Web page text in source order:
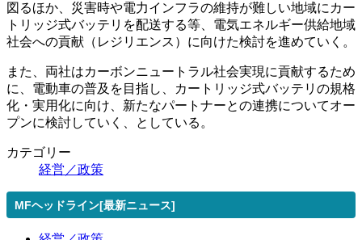
図るほか、災害時や電力インフラの維持が難しい地域にカー
トリッジ式バッテリを配送する等、電気エネルギー供給地域
社会への貢献（レジリエンス）に向けた検討を進めていく。
また、両社はカーボンニュートラル社会実現に貢献するため
に、電動車の普及を目指し、カートリッジ式バッテリの規格
化・実用化に向け、新たなパートナーとの連携についてオー
プンに検討していく、としている。
カテゴリー
経営／政策
MFヘッドライン[最新ニュース]